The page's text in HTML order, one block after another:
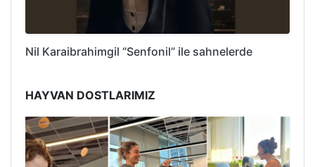
Nil Karaibrahimgil “Senfonil” ile sahnelerde
HAYVAN DOSTLARIMIZ